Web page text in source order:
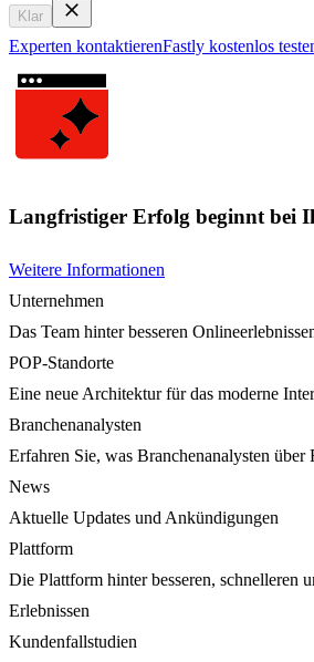
Klar
Experten kontaktierenFastly kostenlos
Langfristiger Erfolg beginnt bei
Weitere Informationen
Unternehmen
Das Team hinter besseren
POP-Standorte
Eine neue Architektur für das moderne
Branchenanalysten
Erfahren Sie, was Branchenanalysten über
News
Aktuelle Updates und Ankündigungen
Plattform
Die Plattform hinter besseren, schnelleren
Erlebnissen
Kundenfallstudien